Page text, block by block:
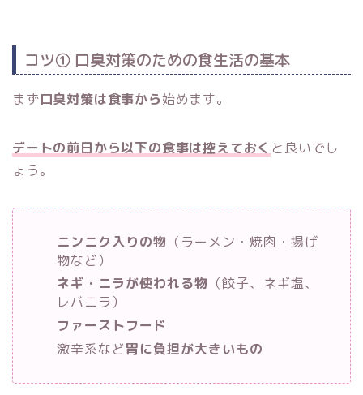
コツ① 口臭対策のための食生活の基本
まず口臭対策は食事から始めます。
デートの前日から以下の食事は控えておく と良いでし
ょう。
ニンニク入りの物 （ラーメン・焼肉・揚げ
物など）
ネギ・ニラが使われる物 （餃子、ネギ塩、
レバニラ）
ファーストフード
激辛系など胃に負担が大きいもの